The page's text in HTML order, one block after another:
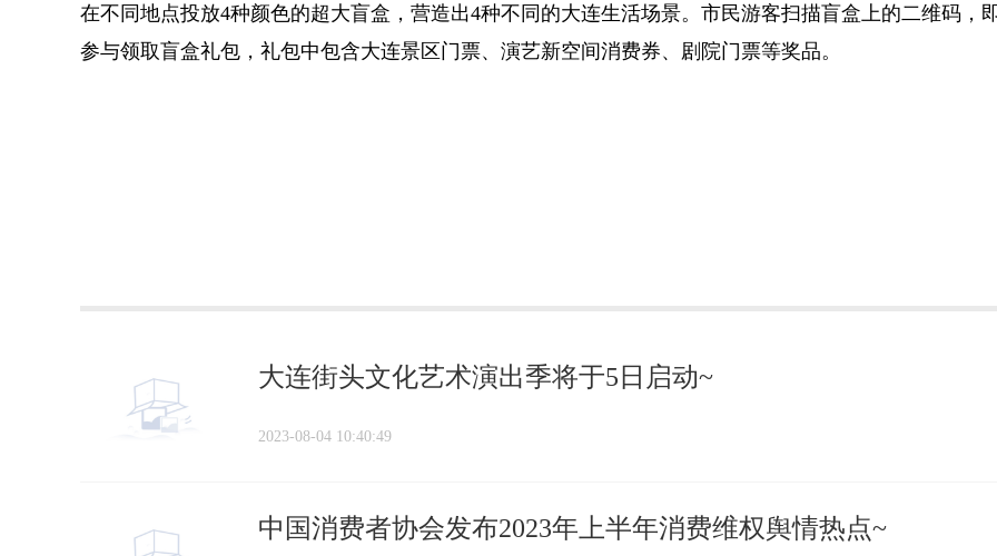
在不同地点投放4种颜色的超大盲盒，营造出4种不同的大连生活场景。市民游客扫描盲盒上的二维码，
参与领取盲盒礼包，礼包中包含大连景区门票、演艺新空间消费券、剧院门票等奖品。
大连街头文化艺术演出季将于5日启动~
2023-08-04 10:40:49
中国消费者协会发布2023年上半年消费维权舆情热点~